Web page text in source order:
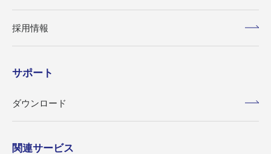
採用情報
サポート
ダウンロード
関連サービス